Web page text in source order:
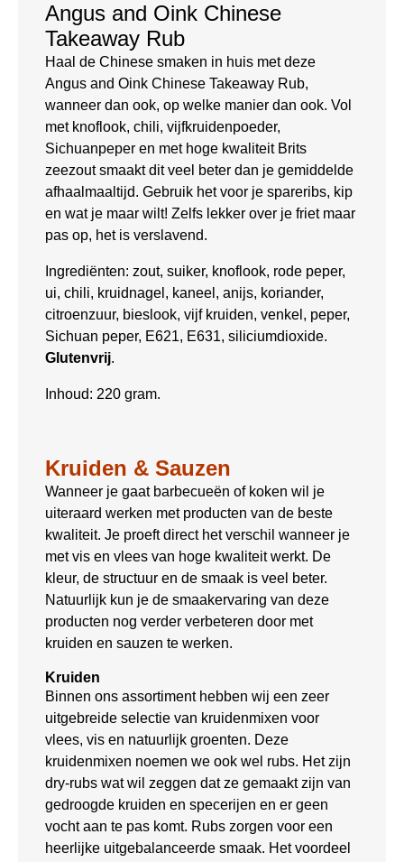
Angus and Oink Chinese
Takeaway Rub
Haal de Chinese smaken in huis met deze
Angus and Oink Chinese Takeaway Rub,
wanneer dan ook, op welke manier dan ook. Vol
met knoflook, chili, vijfkruidenpoeder,
Sichuanpeper en met hoge kwaliteit Brits
zeezout smaakt dit veel beter dan je gemiddelde
afhaalmaaltijd. Gebruik het voor je spareribs, kip
en wat je maar wilt! Zelfs lekker over je friet maar
pas op, het is verslavend.
Ingrediënten: zout, suiker, knoflook, rode peper,
ui, chili, kruidnagel, kaneel, anijs, koriander,
citroenzuur, bieslook, vijf kruiden, venkel, peper,
Sichuan peper, E621, E631, siliciumdioxide.
Glutenvrij.
Inhoud: 220 gram.
Kruiden & Sauzen
Wanneer je gaat barbecueën of koken wil je
uiteraard werken met producten van de beste
kwaliteit. Je proeft direct het verschil wanneer je
met vis en vlees van hoge kwaliteit werkt. De
kleur, de structuur en de smaak is veel beter.
Natuurlijk kun je de smaakervaring van deze
producten nog verder verbeteren door met
kruiden en sauzen te werken.
Kruiden
Binnen ons assortiment hebben wij een zeer
uitgebreide selectie van kruidenmixen voor
vlees, vis en natuurlijk groenten. Deze
kruidenmixen noemen we ook wel rubs. Het zijn
dry-rubs wat wil zeggen dat ze gemaakt zijn van
gedroogde kruiden en specerijen en er geen
vocht aan te pas komt. Rubs zorgen voor een
heerlijke uitgebalanceerde smaak. Het voordeel